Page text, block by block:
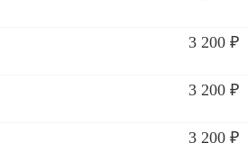
3 200 ₽
3 200 ₽
3 200 ₽